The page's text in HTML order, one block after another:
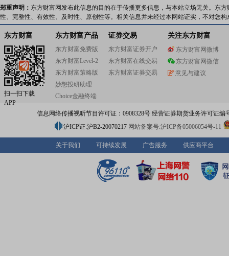
郑重声明： 东方财富网发布此信息的目的在于传播更多信息，与本站立场无关。东
性、完整性、有效性、及时性、原创性等。相关信息并未经过本网站证实，不对您
东方财富
扫一扫下载
APP
东方财富产品
东方财富免费版
东方财富Level-2
东方财富策略版
妙想投研助理
Choice金融终端
证券交易
东方财富证券开户
东方财富在线交易
东方财富证券交易
关注东方财富
东方财富网微博
东方财富网微信
意见与建议
信息网络传播视听节目许可证：0908328号 经营证券期货业务许可证编
沪ICP证:沪B2-20070217 网站备案号:沪ICP备05006054号-11
关于我们 可持续发展 广告服务 供应商平台